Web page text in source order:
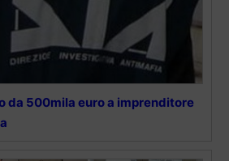
da 500mila euro a imprenditore